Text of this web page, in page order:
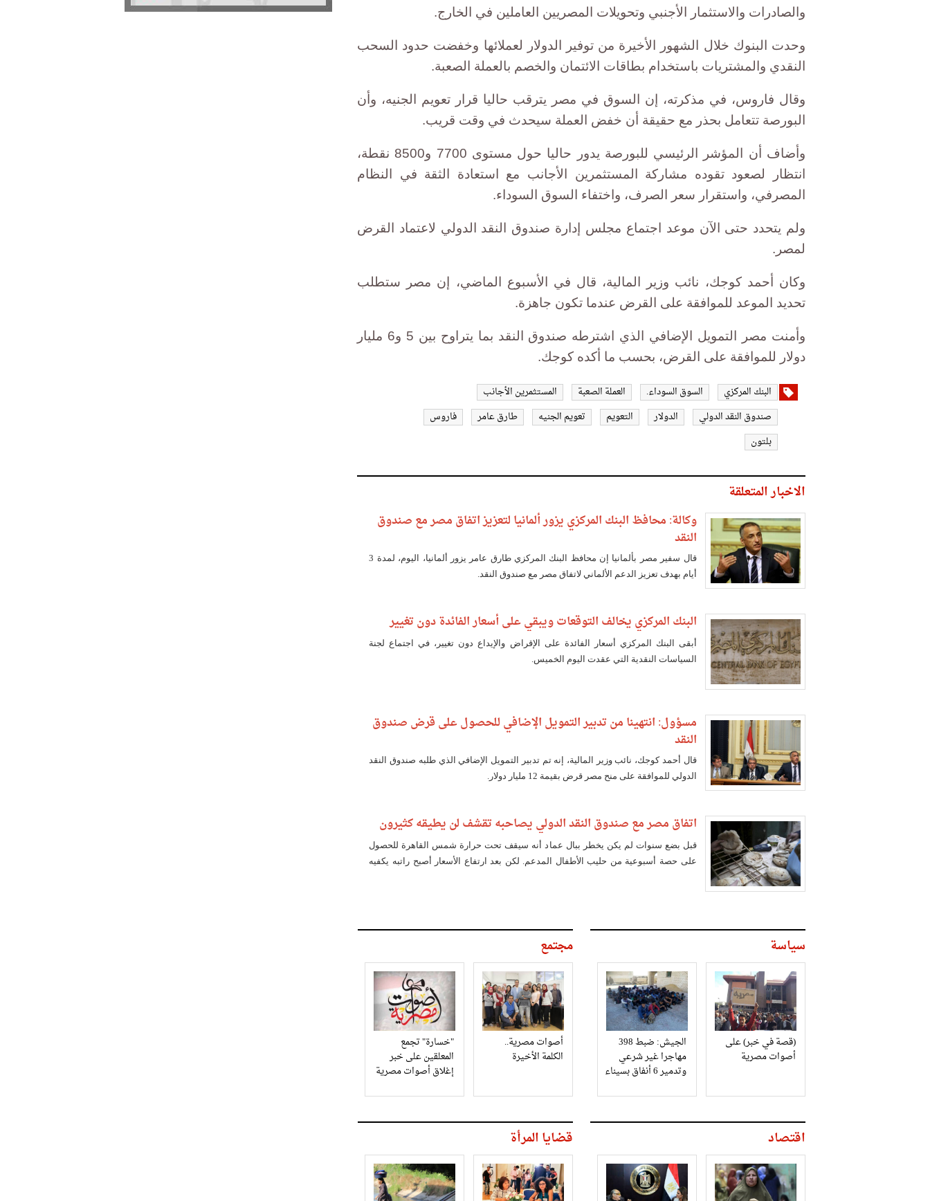
والصادرات والاستثمار الأجنبي وتحويلات المصريين العاملين في الخارج.
وحدت البنوك خلال الشهور الأخيرة من توفير الدولار لعملائها وخفضت حدود السحب
النقدي والمشتريات باستخدام بطاقات الائتمان والخصم بالعملة الصعبة.
وقال فاروس، في مذكرته، إن السوق في مصر يترقب حاليا قرار تعويم الجنيه، وأن
البورصة تتعامل بحذر مع حقيقة أن خفض العملة سيحدث في وقت قريب.
وأضاف أن المؤشر الرئيسي للبورصة يدور حاليا حول مستوى 7700 و8500 نقطة،
انتظار لصعود تقوده مشاركة المستثمرين الأجانب مع استعادة الثقة في النظام
المصرفي، واستقرار سعر الصرف، واختفاء السوق السوداء.
ولم يتحدد حتى الآن موعد اجتماع مجلس إدارة صندوق النقد الدولي لاعتماد القرض
لمصر.
وكان أحمد كوجك، نائب وزير المالية، قال في الأسبوع الماضي، إن مصر ستطلب
تحديد الموعد للموافقة على القرض عندما تكون جاهزة.
وأمنت مصر التمويل الإضافي الذي اشترطه صندوق النقد بما يتراوح بين 5 و6 مليار
دولار للموافقة على القرض، بحسب ما أكده كوجك.
البنك المركزي السوق السوداء. العملة الصعبة
المستثمرين الأجانب
صندوق النقد الدولي
الدولار التعويم تعويم الجنيه طارق عامر
فاروس
بلتون
الاخبار المتعلقة
وكالة: محافظ البنك المركزي يزور ألمانيا لتعزيز اتفاق مصر مع صندوق
النقد
قال سفير مصر بألمانيا إن محافظ البنك المركزي طارق عامر يزور ألمانيا، اليوم، لمدة 3
أيام بهدف تعزيز الدعم الألماني لاتفاق مصر مع صندوق النقد.
البنك المركزي يخالف التوقعات ويبقي على أسعار الفائدة دون تغيير
أبقى البنك المركزي أسعار الفائدة على الإقراض والإيداع دون تغيير، في اجتماع لجنة
السياسات النقدية التي عقدت اليوم الخميس.
مسؤول: انتهينا من تدبير التمويل الإضافي للحصول على قرض صندوق
النقد
قال أحمد كوجك، نائب وزير المالية، إنه تم تدبير التمويل الإضافي الذي طلبه صندوق النقد
الدولي للموافقة على منح مصر قرض بقيمة 12 مليار دولار.
اتفاق مصر مع صندوق النقد الدولي يصاحبه تقشف لن يطيقه كثيرون
قبل بضع سنوات لم يكن يخطر ببال عماد أنه سيقف تحت حرارة شمس القاهرة للحصول
على حصة أسبوعية من حليب الأطفال المدعم. لكن بعد ارتفاع الأسعار أصبح راتبه يكفيه
سياسة
(قصة في خبر) على
أصوات مصرية
الجيش: ضبط 398
مهاجرا غير شرعي
وتدمير 6 أنفاق بسيناء
مجتمع
أصوات مصرية..
الكلمة الأخيرة
"خسارة" تجمع
المعلقين على خبر
إغلاق أصوات مصرية
اقتصاد قضايا المرأة